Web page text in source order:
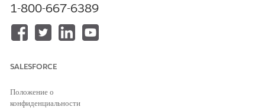
1-800-667-6389
SALESFORCE
Положение о
конфиденциальности